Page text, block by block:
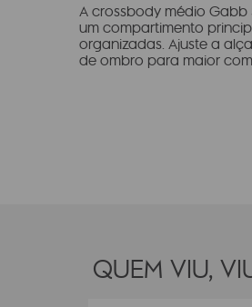
A crossbody médio Gabb
um compartimento
organizadas. Ajuste a
de ombro para maior
QUEM VIU,